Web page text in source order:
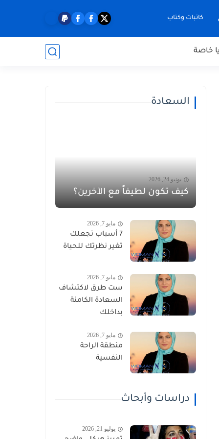
كاتبات وكتاب
خاصة
السعادة
يونيو 24, 2026
كيف تكون لطيفاً مع الآخرين؟
مايو 7, 2026
7 أسباب تجعلك
تغير نظرتك للحياة
مايو 7, 2026
ست طرق لاكتشاف
السعادة الكامنة
بداخلك
مايو 7, 2026
منطقة الراحة
النفسية
دراسات وأبحاث
يوليو 21, 2026